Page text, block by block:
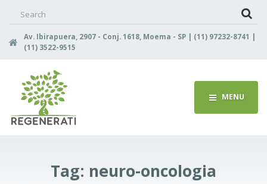
Av. Ibirapuera, 2907 - Conj. 1618, Moema - SP | (11) 97232-8741 |
(11) 3522-9515
MENU
Tag: neuro-oncologia